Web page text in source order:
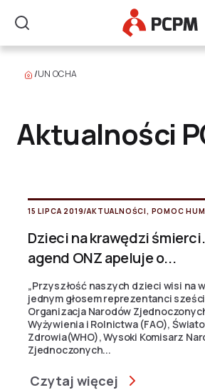
Szukaj
Główne Logo
/UN OCHA
Aktualności
15 LIPCA 2019/AKTUALNOŚCI , POMOC
Dzieci na krawędzi
agend ONZ apeluje o...
„Przyszłość naszych dzieci wisi na
jednym głosem reprezentanci
Organizacja Narodów
Wyżywienia i Rolnictwa (FAO),
Zdrowia(WHO), Wysoki Komisarz
Zjednoczonych...
Czytaj więcej